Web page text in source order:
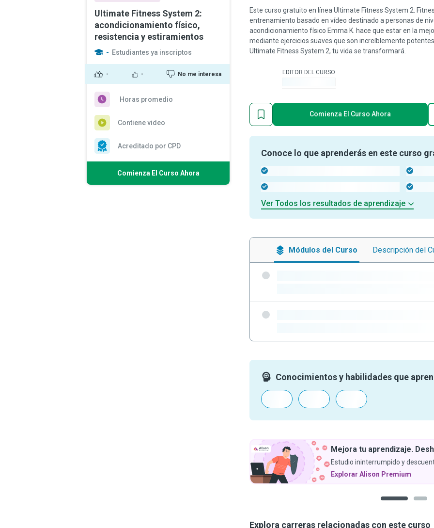
Ultimate Fitness System 2:
acondicionamiento físico,
resistencia y estiramientos
- Estudiantes ya inscriptos
- - No me interesa
Horas promedio
Contiene video
Acreditado por CPD
Comienza El Curso Ahora
Este curso gratuito en línea Ultimate Fitness System 2:
entrenamiento basado en vídeo destinado a personas de
acondicionamiento físico Emma K. hace que estar en la
mediante ejercicios suaves que son increíblemente
Ultimate Fitness System 2, tu vida se transformará.
EDITOR DEL CURSO
Comienza El Curso Ahora
Conoce lo que aprenderás en este curso
Ver Todos los resultados de aprendizaje
Módulos del Curso Descripción del
Conocimientos y habilidades que
Mejora tu aprendizaje.
Estudio ininterrumpido y
Explorar Alison Premium
Explora carreras relacionadas con este curso